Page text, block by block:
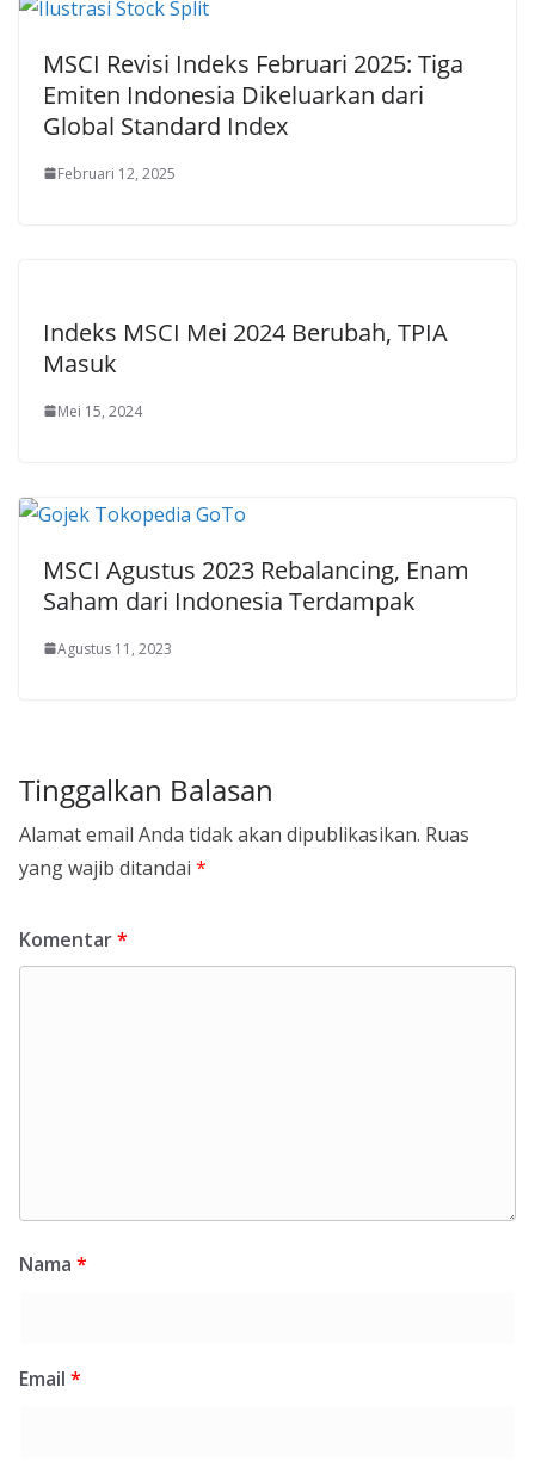
MSCI Revisi Indeks Februari 2025: Tiga
Emiten Indonesia Dikeluarkan dari
Global Standard Index
Februari 12, 2025
Indeks MSCI Mei 2024 Berubah, TPIA
Masuk
Mei 15, 2024
MSCI Agustus 2023 Rebalancing, Enam
Saham dari Indonesia Terdampak
Agustus 11, 2023
Tinggalkan Balasan
Alamat email Anda tidak akan dipublikasikan. Ruas
yang wajib ditandai *
Komentar*
Nama *
Email *